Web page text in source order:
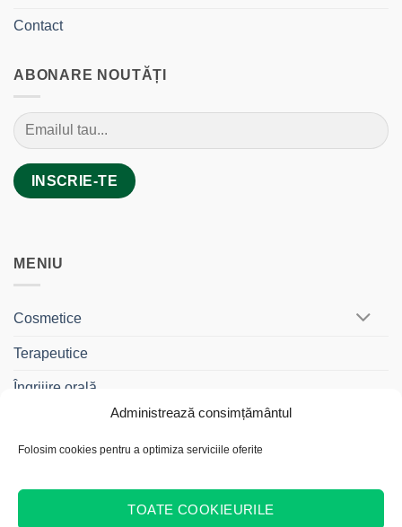
Administrează consimțământul
Folosim cookies pentru a optimiza serviciile oferite
TOATE COOKIEURILE
Contact
ABONARE NOUTĂȚI
MENIU
Cosmetice
Terapeutice
Îngrijire orală
Gama Travel
Cadouri și Truse